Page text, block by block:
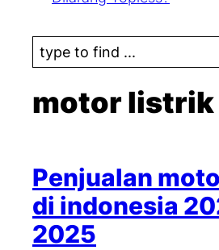
S
e
rmotor listrik
Penjualan
di indonesia
2025